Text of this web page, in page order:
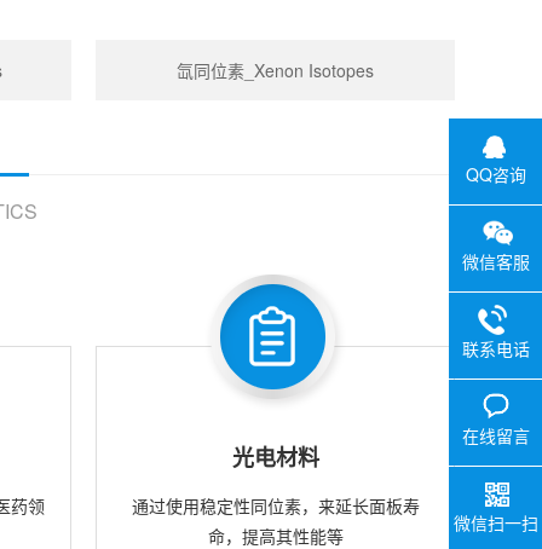
氙同位素_Xenon Isotopes
药领
光电材料
通过使用稳定性同位素，来延长面板寿
命，提高其性能等
QQ咨询
微信客服
联系电话
在线留言
微信扫一扫